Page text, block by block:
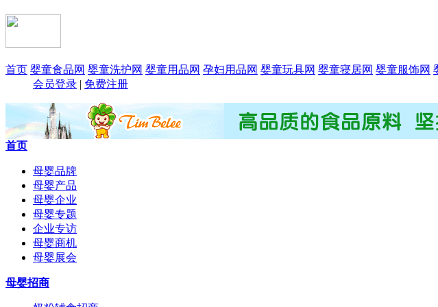
首页 婴童食品网 婴童洗护网 婴童用品网 孕妇用品网 婴童玩具网 婴童寝居网 婴童服饰网
会员登录 | 免费注册
首页
母婴品牌
母婴产品
母婴企业
母婴专题
企业专访
母婴商机
母婴展会
母婴招商